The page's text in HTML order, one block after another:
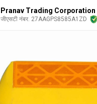
Pranav Trading Corporation
जीएसटी नंबर. 27AAGPS8585A1ZD